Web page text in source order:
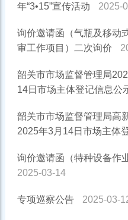
年“3•15”宣传活动
2025-
询价邀请函（气瓶及移动
审工作项目）二次询价
韶关市市场监督管理局
14日市场主体登记信息公
韶关市市场监督管理局高
2025年3月14日市场主体
询价邀请函（特种设备作
2025-03-14
专项巡察公告 2025-03-